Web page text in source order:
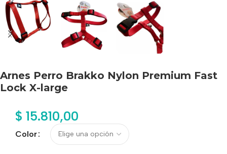
Arnes Perro Brakko Nylon Premium Fast
Lock X-large
$ 15.810,00
Color